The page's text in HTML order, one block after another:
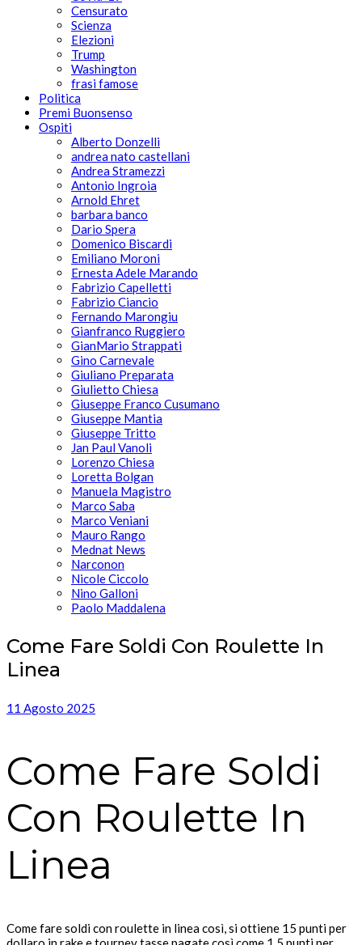
Censurato
Scienza
Elezioni
Trump
Washington
frasi famose
Politica
Premi Buonsenso
Ospiti
Alberto Donzelli
andrea nato castellani
Andrea Stramezzi
Antonio Ingroia
Arnold Ehret
barbara banco
Dario Spera
Domenico Biscardi
Emiliano Moroni
Ernesta Adele Marando
Fabrizio Capelletti
Fabrizio Ciancio
Fernando Marongiu
Gianfranco Ruggiero
GianMario Strappati
Gino Carnevale
Giuliano Preparata
Giulietto Chiesa
Giuseppe Franco Cusumano
Giuseppe Mantia
Giuseppe Tritto
Jan Paul Vanoli
Lorenzo Chiesa
Loretta Bolgan
Manuela Magistro
Marco Saba
Marco Veniani
Mauro Rango
Mednat News
Narconon
Nicole Ciccolo
Nino Galloni
Paolo Maddalena
Come Fare Soldi Con Roulette In
Linea
11 Agosto 2025
Come Fare Soldi
Con Roulette In
Linea
Come fare soldi con roulette in linea così, si ottiene 15 punti per